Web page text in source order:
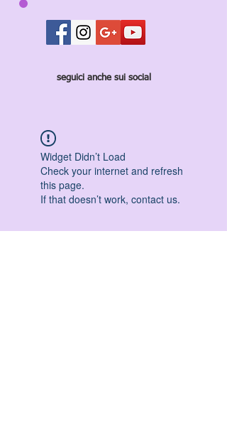
seguici anche sui social
Widget Didn’t Load
Check your internet and refresh
this page.
If that doesn’t work, contact us.